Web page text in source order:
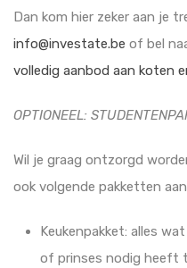
Dan kom hier zeker aan je
info@investate.be of bel
volledig aanbod aan koten
OPTIONEEL:
Wil je graag ontzorgd
ook volgende pakketten
Keukenpakket: alles
of prinses nodig heeft